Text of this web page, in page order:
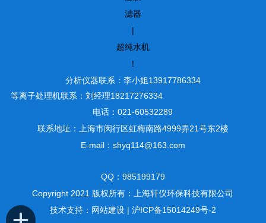
滤器
|
超纯水机
！
分析仪器联系：李小姐13917786334
等离子处理机联系：刘经理18217276334
电话：021-60532289
联系地址：上海市闵行区虹梅南路4999弄21号东2楼
E-mail：shyq114@163.com
QQ：985199179
Copyright 2021 版权所有：上海轩仪环保科技有限公司
技术支持： 网站建设| 沪ICP备15014249号-2